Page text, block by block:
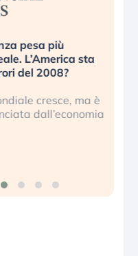
pesa più
L’America sta
del 2008?
cresce, ma è
dall’economia